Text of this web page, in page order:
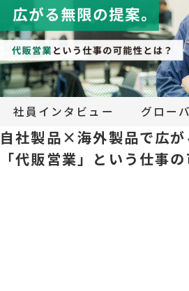
社員インタビュー グロー
自社製品×海外製品で広が
「代販営業」という仕事